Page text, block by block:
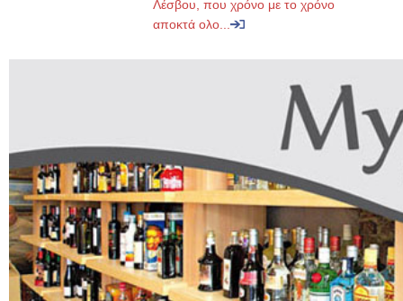
Λέσβου, που χρόνο με το χρόνο
αποκτά ολο...